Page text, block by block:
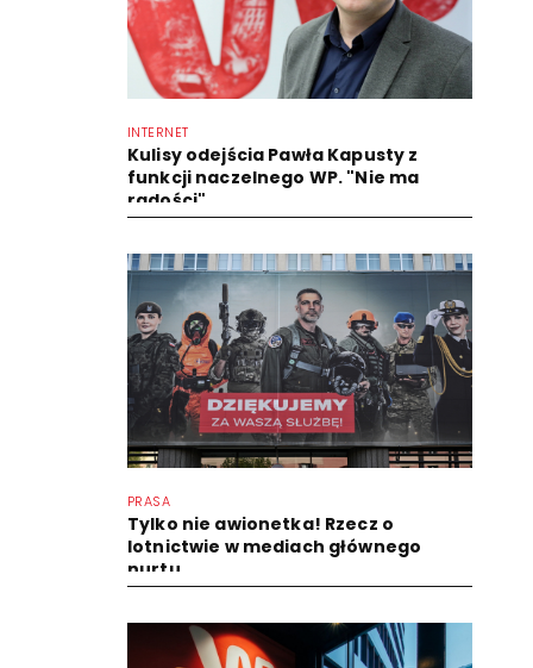
INTERNET
Kulisy odejścia Pawła Kapusty z
funkcji naczelnego WP. "Nie ma
radości"
PRASA
Tylko nie awionetka! Rzecz o
lotnictwie w mediach głównego
nurtu